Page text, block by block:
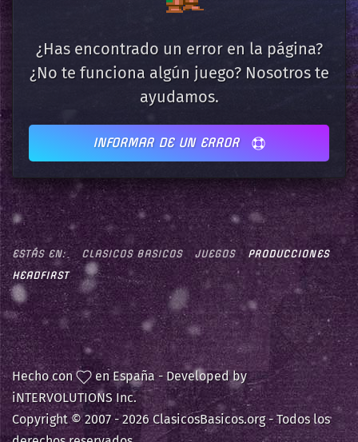
¿Has encontrado un error en la página?
¿No te funciona algún juego? Nosotros te
ayudamos.
INFORMAR DE UN ERROR
ESTÁS EN: CLASICOS BASICOS JUEGOS
PRODUCCIONES
HEADFIRST
Hecho con
en España - Developed by
iNTERVOLUTIONS Inc.
Copyright © 2007 -2026 ClasicosBasicos.org - Todos los